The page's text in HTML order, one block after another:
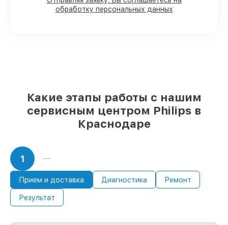
быстро
обработку персональных данных
Какие этапы работы с нашим
сервисным центром Philips в
Краснодаре
1
Прием и доставка Диагностика Ремонт
Результат